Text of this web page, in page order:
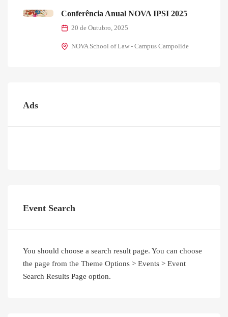
Conferência Anual NOVA IPSI 2025
20 de Outubro, 2025
NOVA School of Law - Campus Campolide
Ads
Event Search
You should choose a search result page. You can choose
the page from the Theme Options > Events > Event
Search Results Page option.